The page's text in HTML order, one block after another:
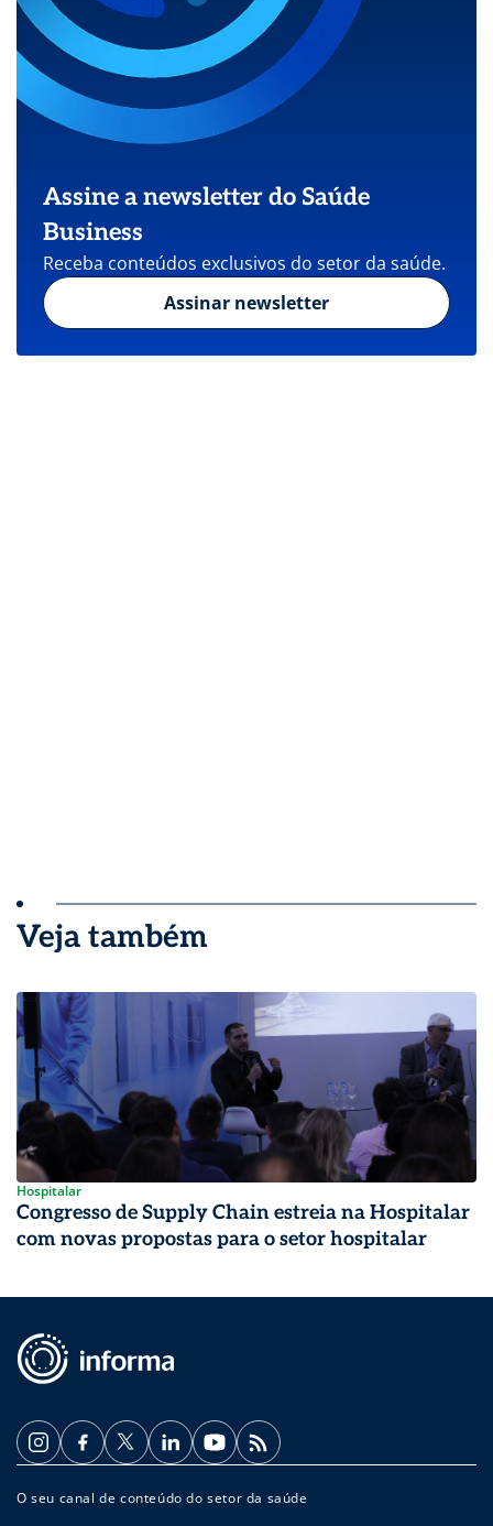
Assine a newsletter do Saúde
Business
Receba conteúdos exclusivos do setor da saúde.
Assinar newsletter
Veja também
Hospitalar
Congresso de Supply Chain estreia na Hospitalar
com novas propostas para o setor hospitalar
O seu canal de conteúdo do setor da saúde